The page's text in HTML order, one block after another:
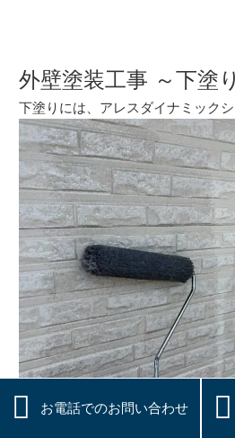
外壁塗装工事 ～下塗
下塗りには、アレスダイナミック
 お電話でのお問い合わせ 